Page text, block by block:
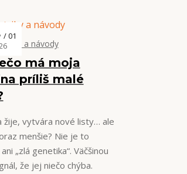
má moja
príliš malé
01
triky a návody
žije, vytvára nové listy… ale
menšie? Nie je to
„zlá genetika“. Väčšinou
že jej niečo chýba.